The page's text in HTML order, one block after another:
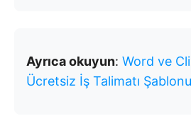
Ayrıca okuyun: Word ve
Ücretsiz İş Talimatı Şablonu